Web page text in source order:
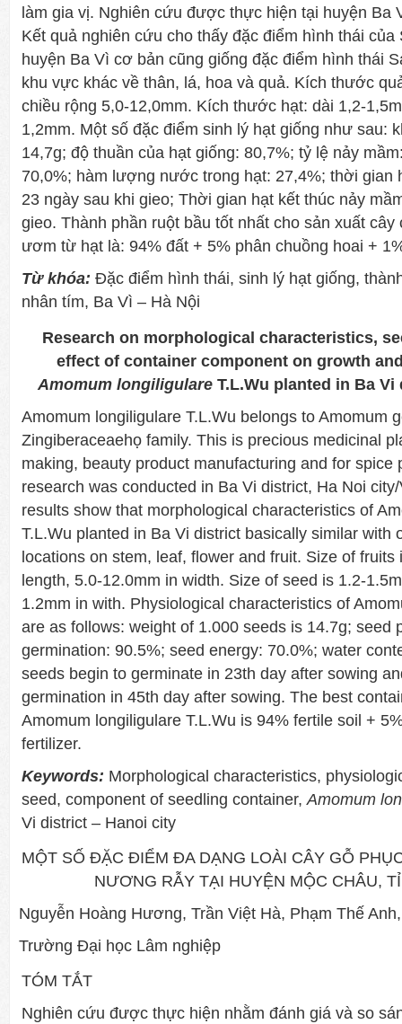
làm gia vị. Nghiên cứu được thực hiện tại huyện Ba
Kết quả nghiên cứu cho thấy đặc điểm hình thái
huyện Ba Vì cơ bản cũng giống đặc điểm hình thái
khu vực khác về thân, lá, hoa và quả. Kích thước
chiều rộng 5,0-12,0mm. Kích thước hạt: dài 1,2-
1,2mm. Một số đặc điểm sinh lý hạt giống như sau:
14,7g; độ thuần của hạt giống: 80,7%; tỷ lệ nảy
70,0%; hàm lượng nước trong hạt: 27,4%; thời gian
23 ngày sau khi gieo; Thời gian hạt kết thúc nảy
gieo. Thành phần ruột bầu tốt nhất cho sản xuất
ươm từ hạt là: 94% đất + 5% phân chuồng hoai +
Từ khóa: Đặc điểm hình thái, sinh lý hạt giống,
nhân tím, Ba Vì – Hà Nội
Research on morphological characteristics,
effect of container component on growth
Amomum longiligulare T.L.Wu planted in Ba
Amomum longiligulare T.L.Wu belongs to Amomum
Zingiberaceaehọ family. This is precious medicinal
making, beauty product manufacturing and for spice
research was conducted in Ba Vi district, Ha Noi
results show that morphological characteristics of
T.L.Wu planted in Ba Vi district basically similar with
locations on stem, leaf, flower and fruit. Size of fruits
length, 5.0-12.0mm in width. Size of seed is 1.2-
1.2mm in with. Physiological characteristics of
are as follows: weight of 1.000 seeds is 14.7g; seed
germination: 90.5%; seed energy: 70.0%; water
seeds begin to germinate in 23th day after sowing
germination in 45th day after sowing. The best
Amomum longiligulare T.L.Wu is 94% fertile soil +
fertilizer.
Keywords: Morphological characteristics,
seed, component of seedling container,Amomum
Vi district – Hanoi city
MỘT SỐ ĐẶC ĐIỂM ĐA DẠNG LOÀI CÂY GỖ
NƯƠNG RẪY TẠI HUYỆN MỘC CHÂU,
Nguyễn Hoàng Hương, Trần Việt Hà, Phạm Thế
Trường Đại học Lâm nghiệp
TÓM TẮT
Nghiên cứu được thực hiện nhằm đánh giá và so